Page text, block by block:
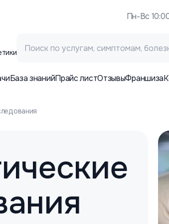
Пн-Вс
База знанийПрайс листОтзывыФраншиза